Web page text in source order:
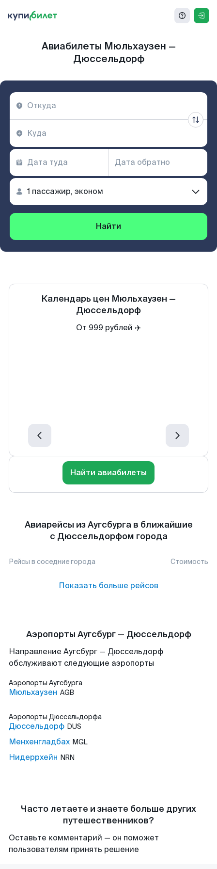
Авиабилеты Мюльхаузен —
Дюссельдорф
Найти
Календарь цен Мюльхаузен —
Дюссельдорф
От 999 рублей ✈️
Найти авиабилеты
Авиарейсы из Аугсбурга в ближайшие
с Дюссельдорфом города
Рейсы в соседние города Стоимость
Показать больше рейсов
Аэропорты Аугсбург — Дюссельдорф
Направление Аугсбург — Дюссельдорф
обслуживают следующие аэропорты
Аэропорты Аугсбурга
Мюльхаузен AGB
Аэропорты Дюссельдорфа
Дюссельдорф DUS
Менхенгладбах MGL
Нидеррхейн NRN
Часто летаете и знаете больше других
путешественников?
Оставьте комментарий — он поможет
пользователям принять решение